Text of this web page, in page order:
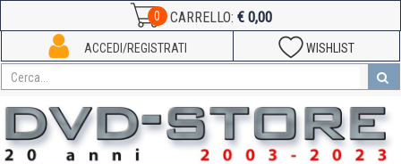
0 CARRELLO: € 0,00
WISHLIST
ACCEDI/REGISTRATI